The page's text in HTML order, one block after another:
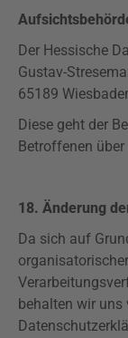
Der Hessische
Gustav-
65189
Diese geht der
Betroffenen über
18. Änderung
Da sich auf
behalten wir uns